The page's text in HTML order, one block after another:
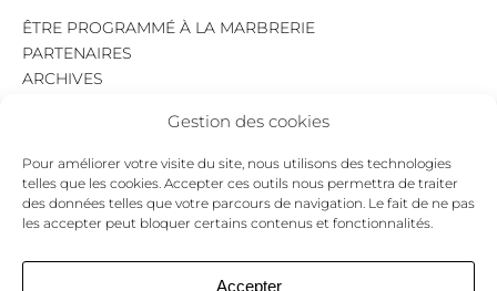
Gestion des cookies
Pour améliorer votre visite du site, nous utilisons des technologies
telles que les cookies. Accepter ces outils nous permettra de traiter
des données telles que votre parcours de navigation. Le fait de ne pas
les accepter peut bloquer certains contenus et fonctionnalités.
Accepter
ÊTRE PROGRAMMÉ À LA MARBRERIE
PARTENAIRES
ARCHIVES
MENTIONS LÉGALES
POLITIQUE DE CONFIDENTIALITÉ
COOKIES
NEWSLETTER
pour ne jamais passer à côté d’un événement.